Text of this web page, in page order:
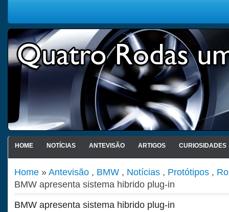
HOME NOTÍCIAS ANTEVISÃO ARTIGOS CURIOSIDADES
Home »Antevisão , BMW , Notícias , Protótipos ,
BMW apresenta sistema hibrido plug-in
BMW apresenta sistema hibrido plug-in